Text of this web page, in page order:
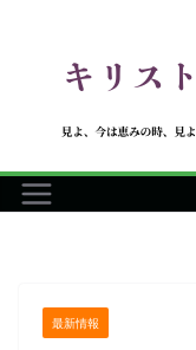
へ
ス
最新情報